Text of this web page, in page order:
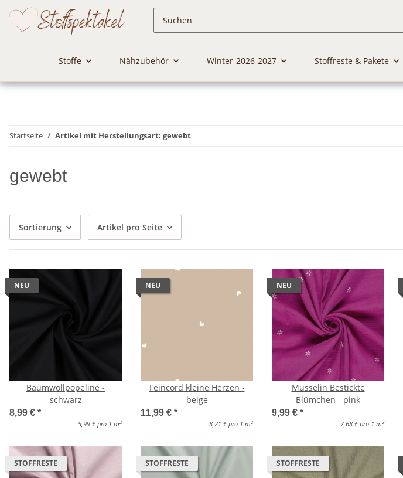
Stoffe Nähzubehör Winter-2026-2027 Stoffreste & Pakete
Startseite Artikel mit Herstellungsart: gewebt
gewebt
Sortierung Artikel pro Seite
NEU
Baumwollpopeline -
schwarz
8,99 € *
5,99 € pro 1 m2
NEU
Feincord kleine Herzen -
beige
11,99 € *
8,21 € pro 1 m2
NEU
Musselin Bestickte
Blümchen - pink
9,99 € *
7,68 € pro 1 m2
STOFFRESTE STOFFRESTE STOFFRESTE